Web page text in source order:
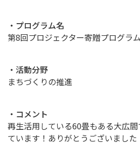
・プログラム名
第8回プロジェクター寄贈プログラム
・活動分野
まちづくりの推進
・コメント
再生活用している60畳もある大広
ています！ありがとうございました